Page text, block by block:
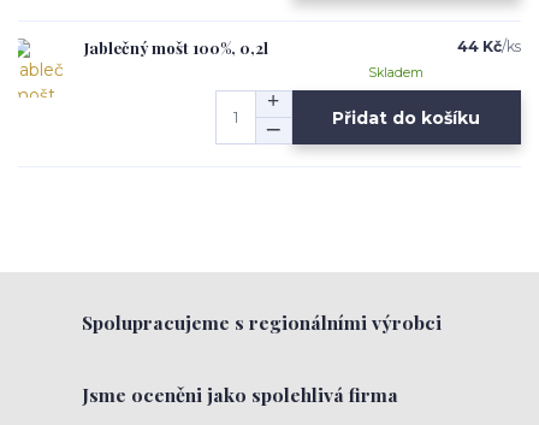
Jablečný mošt 100%, 0,2l 44 Kč/ks
Skladem
Přidat do košíku
Spolupracujeme s regionálními výrobci
Jsme oceněni jako spolehlivá firma